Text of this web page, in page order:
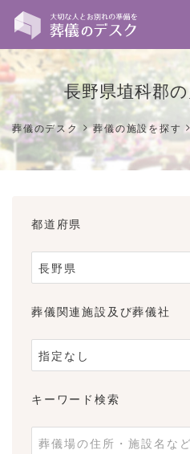
長野県埴科郡
葬儀のデスク >葬儀の施設を探す >
都道府県
葬儀関連施設及び葬儀社
キーワード検索